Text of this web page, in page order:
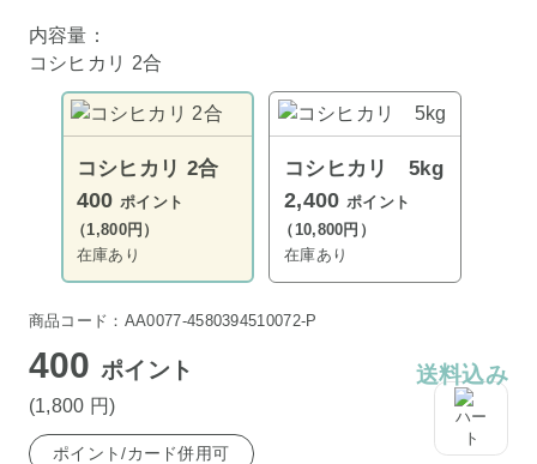
内容量：
コシヒカリ 2合
コシヒカリ 2合
400ポイント
（1,800円）
在庫あり
コシヒカリ 5kg
2,400 ポイント
（10,800円）
在庫あり
商品コード：AA0077-4580394510072-P
400ポイント
(1,800 円)
送料込み
ポイント/カード併用可